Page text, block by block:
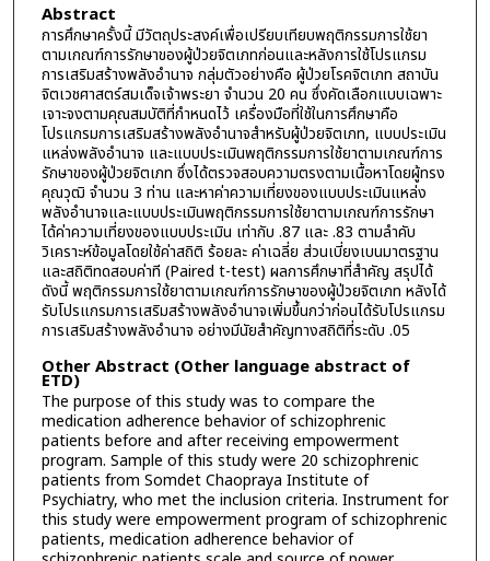
Abstract
การศึกษาครั้งนี้ มีวัตถุประสงค์เพื่อเปรียบเทียบพฤติกรรมการใช้ยา
ตามเกณฑ์การรักษาของผู้ป่วยจิตเภทก่อนและหลังการใช้โปรแกรม
การเสริมสร้างพลังอำนาจ กลุ่มตัวอย่างคือ ผู้ป่วยโรคจิตเภท สถาบัน
จิตเวชศาสตร์สมเด็จเจ้าพระยา จำนวน 20 คน ซึ่งคัดเลือกแบบเฉพาะ
เจาะจงตามคุณสมบัติที่กำหนดไว้ เครื่องมือที่ใช้ในการศึกษาคือ
โปรแกรมการเสริมสร้างพลังอำนาจสำหรับผู้ป่วยจิตเภท, แบบประเมิน
แหล่งพลังอำนาจ และแบบประเมินพฤติกรรมการใช้ยาตามเกณฑ์การ
รักษาของผู้ป่วยจิตเภท ซึ่งได้ตรวจสอบความตรงตามเนื้อหาโดยผู้ทรง
คุณวุฒิ จำนวน 3 ท่าน และหาค่าความเที่ยงของแบบประเมินแหล่ง
พลังอำนาจและแบบประเมินพฤติกรรมการใช้ยาตามเกณฑ์การรักษา
ได้ค่าความเที่ยงของแบบประเมิน เท่ากับ .87 และ .83 ตามลำคับ
วิเคราะห์ข้อมูลโดยใช้ค่าสถิติ ร้อยละ ค่าเฉลี่ย ส่วนเบี่ยงเบนมาตรฐาน
และสถิติทดสอบค่าที (Paired t-test) ผลการศึกษาที่สำคัญ สรุปได้
ดังนี้ พฤติกรรมการใช้ยาตามเกณฑ์การรักษาของผู้ป่วยจิตเภท หลังได้
รับโปรแกรมการเสริมสร้างพลังอำนาจเพิ่มขึ้นกว่าก่อนได้รับโปรแกรม
การเสริมสร้างพลังอำนาจ อย่างมีนัยสำคัญทางสถิติที่ระดับ .05
Other Abstract (Other language abstract of
ETD)
The purpose of this study was to compare the
medication adherence behavior of schizophrenic
patients before and after receiving empowerment
program. Sample of this study were 20 schizophrenic
patients from Somdet Chaopraya Institute of
Psychiatry, who met the inclusion criteria. Instrument for
this study were empowerment program of schizophrenic
patients, medication adherence behavior of